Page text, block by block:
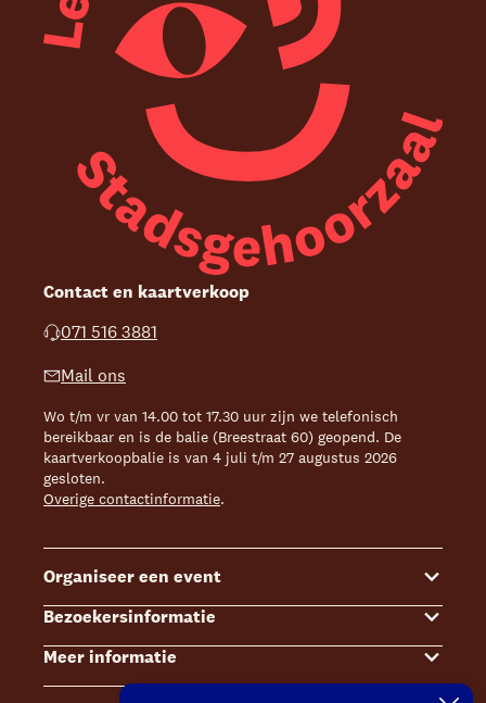
Contact en kaartverkoop
071 516 3881
Mail ons
Wo t/m vr van 14.00 tot 17.30 uur zijn we telefonisch
bereikbaar en is de balie (Breestraat 60) geopend. De
kaartverkoopbalie is van 4 juli t/m 27 augustus 2026
gesloten.
Overige contactinformatie.
Organiseer een event
Events
Zalenoverzicht
Contact Sales & Events
Bezoekersinformatie
Kaartverkoop
Bereikbaarheid
Meer informatie